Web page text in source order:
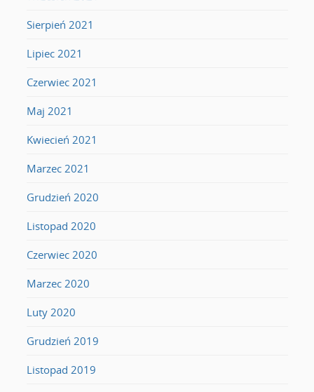
Sierpień 2021
Lipiec 2021
Czerwiec 2021
Maj 2021
Kwiecień 2021
Marzec 2021
Grudzień 2020
Listopad 2020
Czerwiec 2020
Marzec 2020
Luty 2020
Grudzień 2019
Listopad 2019